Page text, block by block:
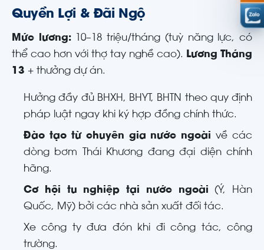
Quyền Lợi & Đãi Ngộ
Mức lương:10–18 triệu/tháng (tuỳ năng lực, có
thể cao hơn với thợ tay nghề cao).
Lương Tháng
13 + thưởng dự án.
Hưởng đầy đủ BHXH, BHYT, BHTN theo quy định
pháp luật ngay khi ký hợp đồng chính thức.
Đào tạo từ chuyên gia nước ngoài về các
dòng bơm Thái Khương đang đại diện chính
hãng.
Cơ hội tu nghiệp tại nước ngoài (Ý, Hàn
Quốc, Mỹ) bởi các nhà sản xuất đối tác.
Xe công ty đưa đón khi đi công tác, công
trường.